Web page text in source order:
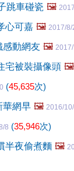
跳車碰瓷 🖼️
心可嘉 🖼️ 2017/8/
感動網友 🖼️
宅被裝攝像頭 🖼️
(45,635次)
華網早 🖼️ 2016/
8 (35,946次)
半夜偷煮麵 🖼️